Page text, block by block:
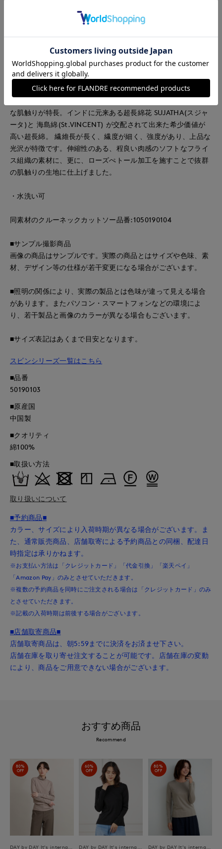
使えますが、襟元や袖口を見せてワンピースやシャツなどとの
■素材
インドのスビン綿を使用したフライス素材。インドの
な肌触りが特長。インドに元来ある超長綿花 SUJATHA(スジャ
ータ)と 海島綿(St.VINCENT) が交配されて出来た希少価値が
高い超長綿。 繊維長が長く、繊度が細く、強度があり、上品な
光沢が特徴です。伸縮性のある、程良い肉感のソフトなフライ
ス組織の素材に、更に、ローズぺトール加工を施すことで抜群
の肌触りの生地に仕上げました。
・水洗い可
同素材のクルーネックカットソー品番:1050190104
■サンプル撮影商品
画像の商品はサンプルです。実際の商品とはサイズや色味、素
材、デザイン等の仕様が若干変更になる場合がございます。
■照明の関係により、実際の製品とは色味が違って見える場合
があります。またパソコン・スマートフォンなどの環境によ
り、若干製品と画像のカラーが異なる場合もございます。
■サイズ表記はあくまで目安となります。
スビンシリーズ一覧はこちら
■品番
50190103
■原産国
中国製
■クオリティ
綿100%
■取扱い方法
取り扱いについて
■予約商品■
カラー、サイズにより入荷時期が異なる場合がございます。ま
た、通常販売商品、店舗取寄による予約商品との同梱、配達日
時指定は承りかねます。
※お支払い方法は「クレジットカード」「代金引換」「楽天ペイ」
「Amazon Pay」のみとさせていただきます。
※複数の予約商品を同時にご注文される場合は「クレジットカード」のみ
とさせていただきます。
※記載の入荷時期は前後する場合がございます。
■店舗取寄商品■
店舗取寄商品は、朝5:59までに決済をお済ませ下さい。
店舗在庫を取り寄せ注文することが可能です。店舗在庫の変動
により、商品をご用意できない場合がございます。
おすすめ商品
Recommend
80%
OFF
60%
OFF
80%
OFF